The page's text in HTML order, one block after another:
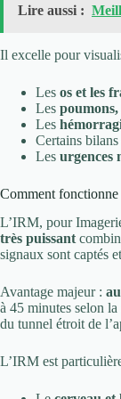
Lire aussi :
Il excelle pour
Les os et les
Les
Les
Certains
Les urgences
Comment
L’IRM, pour
très puissant
signaux sont captés
Avantage majeur :
à 45 minutes selon
du tunnel étroit de
L’IRM est